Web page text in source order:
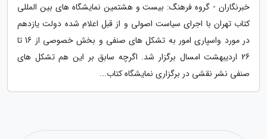
خبرنگاران - گروه فرهنگ: بیست و هشتمین نمایشگاه های بین المللی
کتاب تهران با اجرای سیاست اصولی و از قبل اعلام شده دولت یازدهم
در مورد واسپاری امور به تشکل های صنفی و بخش خصوصی از 16 تا
26 اردیبهشت امسال برگزار شد. اگرچه سابق بر این هم تشکل های
صنفی نشر نقشی در برگزاری نمایشگاه کتاب...